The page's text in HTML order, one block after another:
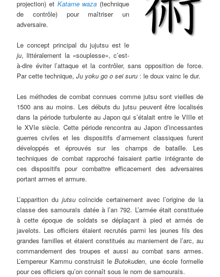
projection) et Katame waza (technique
de contrôle) pour maîtriser un
adversaire.
Le concept principal du jujutsu est le
ju, littéralement la «souplesse», c’est-
à-dire éviter l’attaque et la contrôler, sans opposition de force.
Par cette technique,Ju yoku go o sei suru : le doux vainc le dur.
Les méthodes de combat connues comme jutsu sont vieilles de
1500 ans au moins. Les débuts du jutsu peuvent être localisés
dans la période turbulente au Japon qui s’étalait entre le VIIIe et
le XVIe siècle. Cette période rencontra au Japon d’incessantes
guerres civiles et les dispositifs d’armement classiques furent
développés et éprouvés sur les champs de bataille. Les
techniques de combat rapproché faisaient partie intégrante de
ces dispositifs pour combattre efficacement des adversaires
portant armes et armure.
L’apparition du jutsucoïncide certainement avec l’origine de la
classe des samouraïs datée à l’an 792. L’armée était constituée
à cette époque de soldats se déplaçant à pied et armés de
javelots. Les officiers étaient recrutés parmi les jeunes fils des
grandes familles et étaient constitués au maniement de l’arc, au
commandement des troupes et aussi au combat sans armes.
L’empereur Kammu construisit leButokuden, une école formelle
pour ces officiers qu’on connaît sous le nom de samouraïs.